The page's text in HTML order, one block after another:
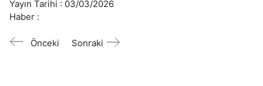
Yayın Tarihi : 03/03/2026
Haber :
Önceki Sonraki